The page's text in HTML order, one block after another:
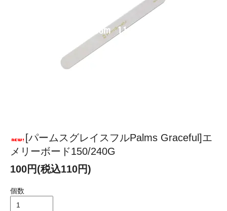
[パームスグレイスフルPalms Graceful]エ
メリーボード150/240G
100円(税込110円)
個数